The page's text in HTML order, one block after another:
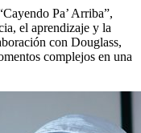
Pa’ Arriba”,
el aprendizaje y la
con Douglass,
complejos en una